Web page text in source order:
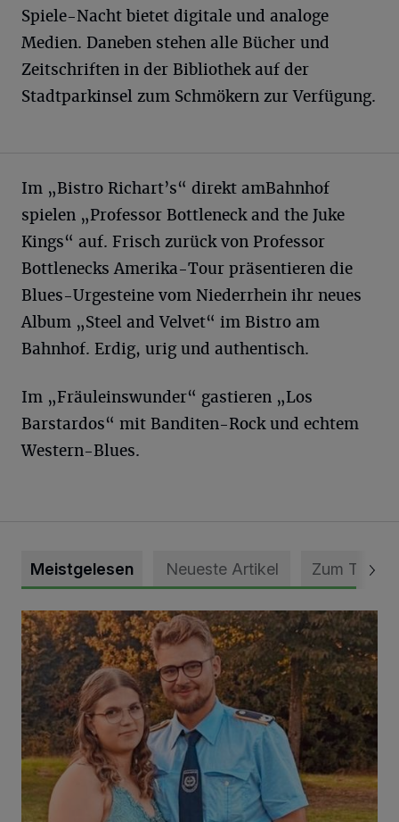
Spiele-Nacht bietet digitale und analoge
Medien. Daneben stehen alle Bücher und
Zeitschriften in der Bibliothek auf der
Stadtparkinsel zum Schmökern zur Verfügung.
Im „Bistro Richart’s“ direkt amBahnhof
spielen „Professor Bottleneck and the Juke
Kings“ auf. Frisch zurück von Professor
Bottlenecks Amerika-Tour präsentieren die
Blues-Urgesteine vom Niederrhein ihr neues
Album „Steel and Velvet“ im Bistro am
Bahnhof. Erdig, urig und authentisch.
Im „Fräuleinswunder“ gastieren „Los
Barstardos“ mit Banditen-Rock und echtem
Western-Blues.
Meistgelesen Neueste Artikel Zum Thema
Mit Herzblut die Gemeinschaft leben